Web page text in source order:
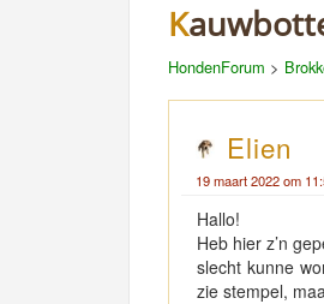
HondenForum >
Elien
19 maart 2022 om
Hallo!
Heb hier z’n
slecht kunne
zie stempel,